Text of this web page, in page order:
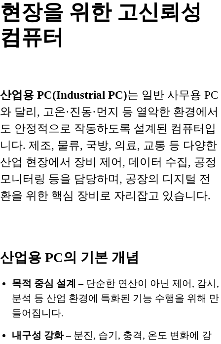
현장을 위한 고신뢰성
컴퓨터
산업용 PC(Industrial PC)는 일반 사무용 PC
와 달리, 고온·진동·먼지 등 열악한 환경에서
도 안정적으로 작동하도록 설계된 컴퓨터입
니다. 제조, 물류, 국방, 의료, 교통 등 다양한
산업 현장에서 장비 제어, 데이터 수집, 공정
모니터링 등을 담당하며, 공장의 디지털 전
환을 위한 핵심 장비로 자리잡고 있습니다.
산업용 PC의 기본 개념
목적 중심 설계 – 단순한 연산이 아닌 제어, 감시,
분석 등 산업 환경에 특화된 기능 수행을 위해 만
들어집니다.
내구성 강화– 분진, 습기, 충격, 온도 변화에 강